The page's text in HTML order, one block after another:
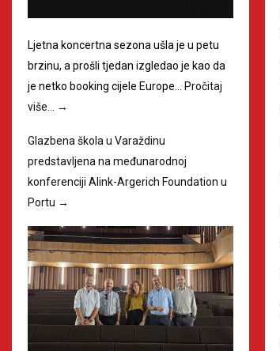
Ljetna koncertna sezona ušla je u petu
brzinu, a prošli tjedan izgledao je kao da
je netko booking cijele Europe…
Pročitaj
više…
→
Glazbena škola u Varaždinu
predstavljena na međunarodnoj
konferenciji Alink-Argerich Foundation u
Portu →